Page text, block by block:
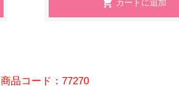
商品コード：77270